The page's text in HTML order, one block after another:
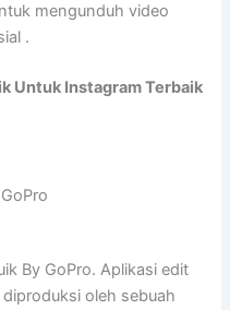
mengunduh video
.
Untuk Instagram Terbaik
By GoPro. Aplikasi edit
oleh sebuah